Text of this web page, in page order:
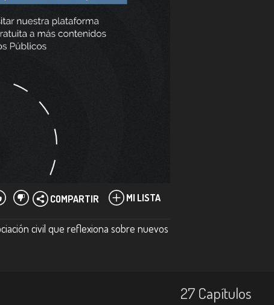
MI LISTA
COMPARTIR
civil que reflexiona sobre nuevos
27 Capí­tulos